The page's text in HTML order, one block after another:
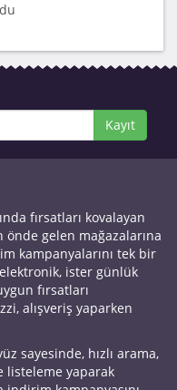
Kayıt
fırsatları kovalayan
önde gelen mağazalarına
kampanyalarını tek bir
ister günlük
fırsatları
alışveriş yaparken
sayesinde, hızlı arama,
listeleme yaparak